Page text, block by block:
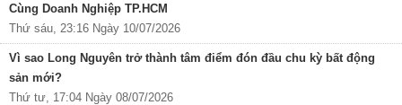
Cùng Doanh Nghiệp TP.HCM
Thứ sáu, 23:16 Ngày 10/07/2026
Vì sao Long Nguyên trở thành tâm điểm đón đầu chu kỳ bất động
sản mới?
Thứ tư, 17:04 Ngày 08/07/2026